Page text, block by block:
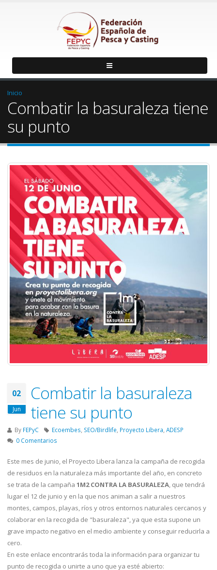
Inicio
Combatir la basuraleza tiene
su punto
02
Jun
Combatir la basuraleza
tiene su punto
By FEPyC Ecoembes SEO/Birdlife Proyecto Libera ADESP
0 Comentarios
Este mes de junio, el Proyecto Libera lanza la campaña de recogida
de residuos en la naturaleza más importante del año, en concreto
se trata de la campaña 1M2 CONTRA LA BASURALEZA, que tendrá
lugar el 12 de junio y en la que nos animan a salir a nuestros
montes, campos, playas, ríos y otros entornos naturales cercanos y
colaborar en la recogida de "basuraleza", ya que esta supone un
grave impacto negativo en el medio ambiente y conseguir reducirla a
cero.
En este enlace encontrarás toda la información para organizar tu
punto de recogida o unirte a uno que ya esté abierto: